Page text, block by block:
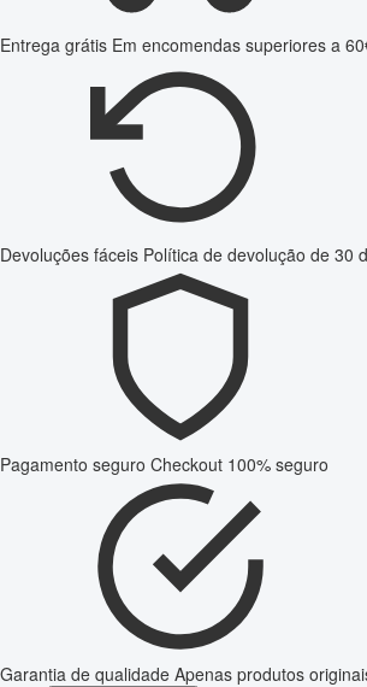
Entrega grátis Em encomendas superiores a
Devoluções fáceis Política de devolução de 30
Pagamento seguro Checkout 100% seguro
Garantia de qualidade Apenas produtos